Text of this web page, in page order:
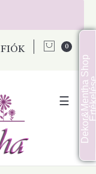
0
FIÓK
Toggle
☰ D
e
k
o
r
&
M
e
n
t
h
a
S
h
o
p
É
r
t
é
k
e
l
é
s